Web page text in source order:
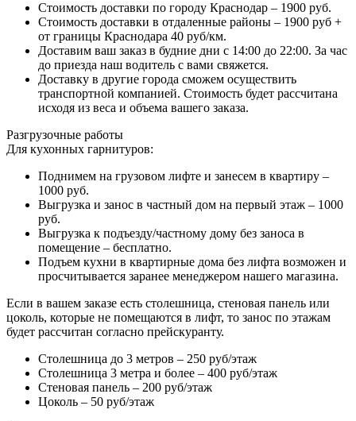
Стоимость доставки по городу Краснодар – 1900 руб.
Стоимость доставки в отдаленные районы – 1900 руб +
от границы Краснодара 40 руб/км.
Доставим ваш заказ в будние дни с 14:00 до 22:00. За час
до приезда наш водитель с вами свяжется.
Доставку в другие города сможем осуществить
транспортной компанией. Стоимость будет рассчитана
исходя из веса и объема вашего заказа.
Разгрузочные работы
Для кухонных гарнитуров:
Поднимем на грузовом лифте и занесем в квартиру –
1000 руб.
Выгрузка и занос в частный дом на первый этаж – 1000
руб.
Выгрузка к подъезду/частному дому без заноса в
помещение – бесплатно.
Подъем кухни в квартирные дома без лифта возможен и
просчитывается заранее менеджером нашего магазина.
Если в вашем заказе есть столешница, стеновая панель или
цоколь, которые не помещаются в лифт, то занос по этажам
будет рассчитан согласно прейскуранту.
Столешница до 3 метров – 250 руб/этаж
Столешница 3 метра и более – 400 руб/этаж
Стеновая панель – 200 руб/этаж
Цоколь – 50 руб/этаж